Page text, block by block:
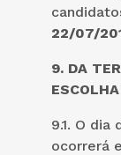
22/07/
9. DA
9.1. O dia
ocorrerá